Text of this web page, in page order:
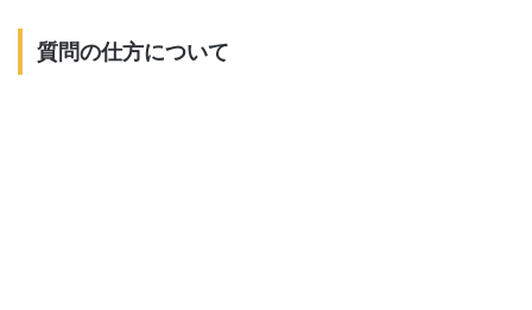
質問の仕方について